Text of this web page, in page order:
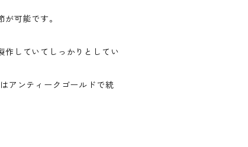
可能です。
作していてしっかりとしてい
アンティークゴールドで統